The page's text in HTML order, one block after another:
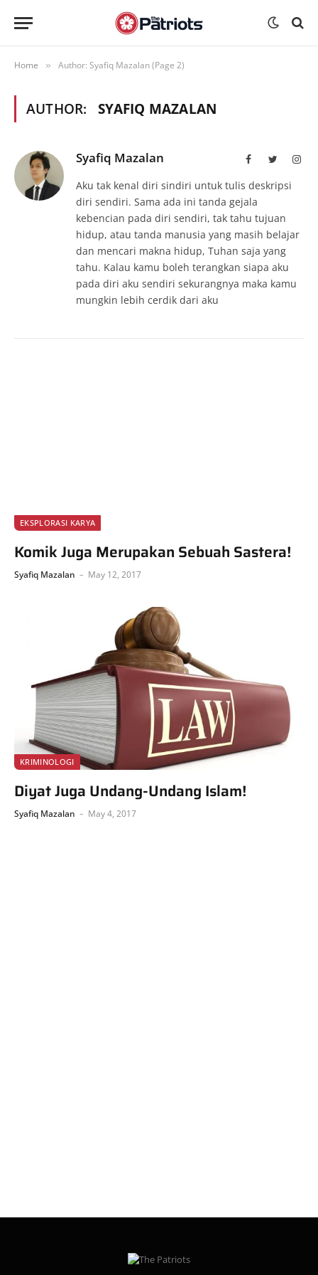
Home » Author: Syafiq Mazalan (Page 2)
AUTHOR: SYAFIQ MAZALAN
Syafiq Mazalan FacebookTwitter
Aku tak kenal diri sindiri untuk tulis deskripsi
diri sendiri. Sama ada ini tanda gejala
kebencian pada diri sendiri, tak tahu tujuan
hidup, atau tanda manusia yang masih belajar
dan mencari makna hidup, Tuhan saja yang
tahu. Kalau kamu boleh terangkan siapa aku
pada diri aku sendiri sekurangnya maka kamu
mungkin lebih cerdik dari aku
EKSPLORASI KARYA
Komik Juga Merupakan Sebuah Sastera!
Syafiq Mazalan May 12, 2017
KRIMINOLOGI
Diyat Juga Undang-Undang Islam!
Syafiq Mazalan May 4, 2017